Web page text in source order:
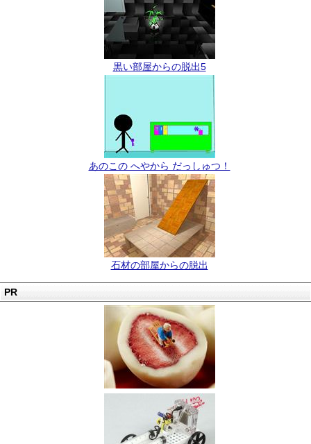
黒い部屋からの脱出5
あのこの へやから だっしゅつ！
石材の部屋からの脱出
PR